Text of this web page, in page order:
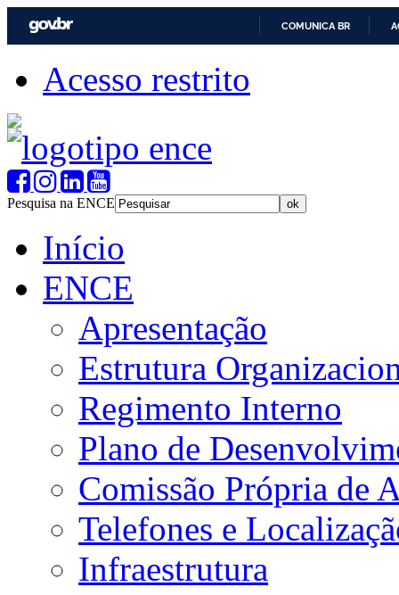
COMUNICA BR
Acesso restrito
Pesquisa na ENCE
Início
ENCE
Apresentação
Estrutura
Regimento Interno
Plano de
Comissão Própria de
Telefones e
Infraestrutura